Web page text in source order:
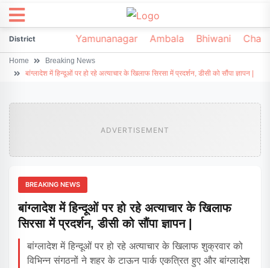
DistrictSonipat Yamunanagar Ambala Bhiwani
Home
Breaking News
बांग्लादेश में हिन्दूओं पर हो रहे अत्याचार के खिलाफ सिरसा में प्रदर्शन, डीसी को सौंपा ज्ञापन |
ADVERTISEMENT
BREAKING NEWS
बांग्लादेश में हिन्दूओं पर हो रहे अत्याचार के खिलाफ
सिरसा में प्रदर्शन, डीसी को सौंपा ज्ञापन |
बांग्लादेश में हिन्दूओं पर हो रहे अत्याचार के खिलाफ शुक्रवार को
विभिन्न संगठनों ने शहर के टाऊन पार्क एकत्रित हुए और बांग्लादेश